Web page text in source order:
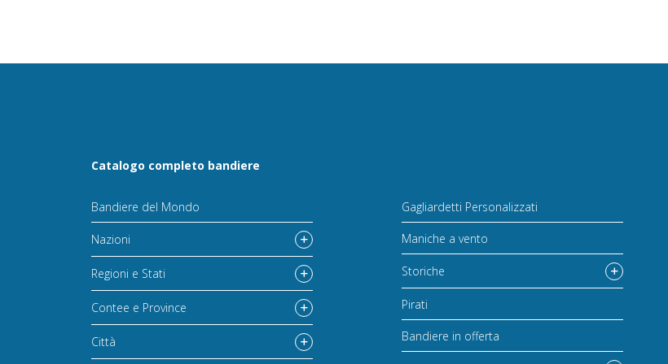
Catalogo completo bandiere
Bandiere del Mondo
Nazioni
Regioni e Stati
Contee e Province
Città
Gagliardetti Personalizzati
Maniche a vento
Storiche
Pirati
Bandiere in offerta